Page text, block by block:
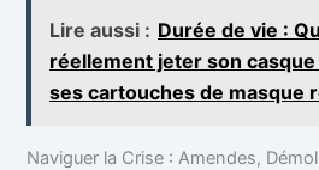
Lire aussi : Durée de vie :
réellement jeter son
ses cartouches de masque
Naviguer la Crise : Amendes,